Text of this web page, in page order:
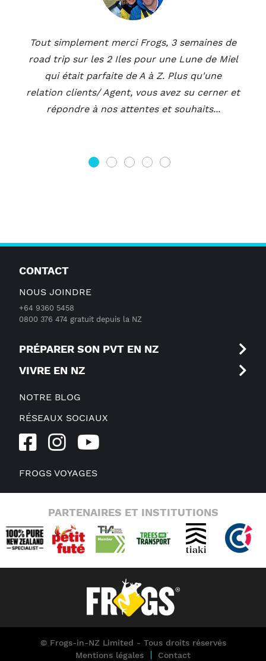
Tout simplement merci Frogs, 3 semaines de
road trip sur les 2 Iles pour une Lune de Miel
qui était parfaite de A à Z. Plus qu'une
relation clients/ Agent, vous avez su cerner et
répondre à nos attentes et souhaits...
1 2 3 4 5
CONTACT
NOUS JOINDRE
+64 9360 5458
0800 376 474 gratuit depuis la NZ
PRÉPARER SON PVT EN NZ
VIVRE EN NZ
NOTRE BLOG
RÉSEAUX SOCIAUX
FROGS VOYAGES
PARTENAIRES ET INSTITUTIONS
© Frogs-in-NZ Limited - Tous droits réservés
Mentions légales
Contact